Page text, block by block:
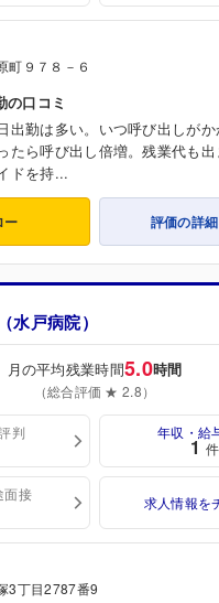
町９７８－６
の口コミ
出勤は多い。いつ呼び出しがか
たら呼び出し倍増。残業代も
ドを持...
ー 評価の詳
水戸病院）
月の平均残業時間5.0時間
（総合評価 ★ 2.8）
判 年収・給
1 件
面接 求人情報を
3丁目2787番9